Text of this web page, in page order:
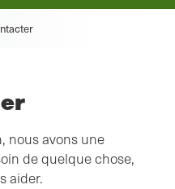
nous avons une
de quelque chose,
aider.